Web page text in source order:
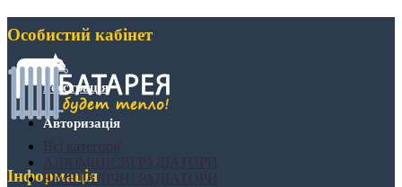
Особистий кабінет
Реєстрація
Авторизація
Інформація
БІМЕТАЛІЧНІ РАДІАТОРИ